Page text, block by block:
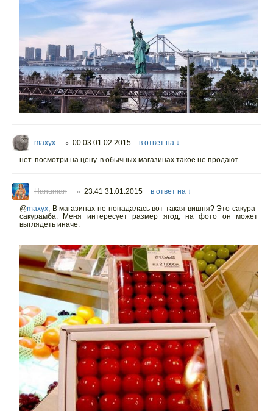
maxyx ○ 00:03 01.02.2015
в ответ на ↓
нет. посмотри на цену. в обычных магазинах такое не продают
Hanuman ○ 23:41 31.01.2015
в ответ на ↓
@maxyx, В магазинах не попадалась вот такая вишня? Это сакура-
сакурамба. Меня интересует размер ягод, на фото он может
выглядеть иначе.